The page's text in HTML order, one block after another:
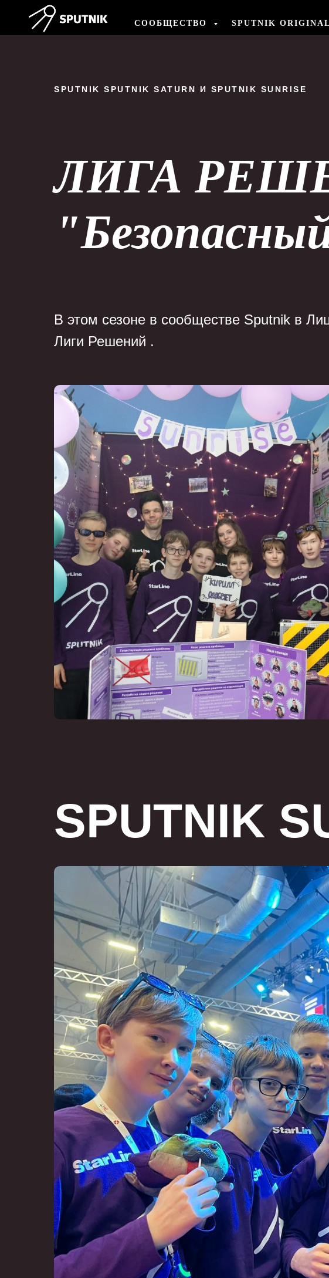
СООБЩЕСТВО SPUTNIK ORIGINAL
SPUTNIK SPUTNIK SATURN И SPUTNIK SUNRISE
ЛИГА
В этом сезоне в cообществе Sputnik в
Лиги Решений .
SPUTNIK